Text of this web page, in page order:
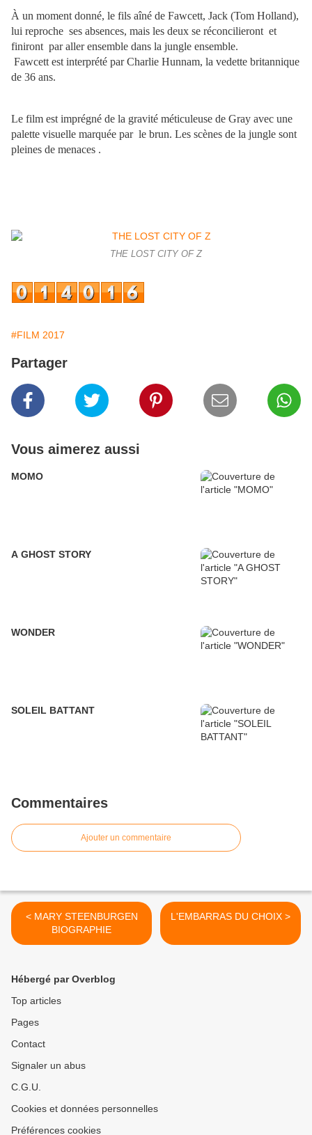
À un moment donné, le fils aîné de Fawcett, Jack (Tom Holland),
lui reproche ses absences, mais les deux se réconcilieront et
finiront par aller ensemble dans la jungle ensemble.
Fawcett est interprété par Charlie Hunnam, la vedette britannique
de 36 ans.
Le film est imprégné de la gravité méticuleuse de Gray avec une
palette visuelle marquée par le brun. Les scènes de la jungle sont
pleines de menaces .
THE LOST CITY OF Z
#FILM 2017
Partager
Vous aimerez aussi
MOMO
A GHOST STORY
WONDER
SOLEIL BATTANT
Commentaires
Ajouter un commentaire
< MARY STEENBURGEN
BIOGRAPHIE
L'EMBARRAS DU CHOIX >
Hébergé par Overblog
Top articles
Pages
Contact
Signaler un abus
C.G.U.
Cookies et données personnelles
Préférences cookies